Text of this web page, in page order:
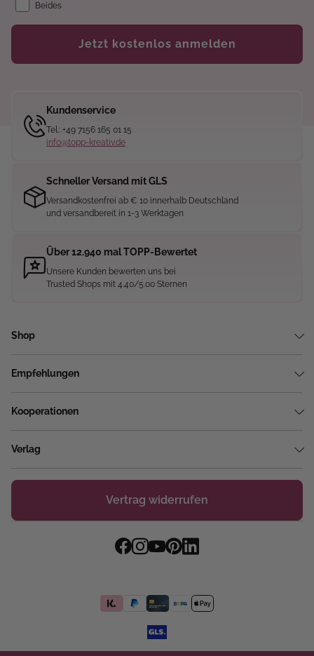
Beides
Jetzt kostenlos anmelden
Kundenservice
Tel.: +49 7156 165 01 15
info@topp-kreativ.de
Schneller Versand mit GLS
Versandkostenfrei ab € 10 innerhalb Deutschland
und versandbereit in 1-3 Werktagen
Über 12.940 mal TOPP-Bewertet
Unsere Kunden bewerten uns bei
Trusted Shops mit 4.40/5.00 Sternen
Shop
Empfehlungen
Kooperationen
Verlag
Vertrag widerrufen